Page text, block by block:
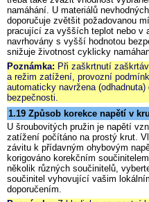
namáhání. U materiálů
doporučuje zvětšit požadovanou
pracující za vyšších teplot nebo v
navrhovány s vyšší hodnotou
snižuje životnost cyklicky
Poznámka: Při zaškrtnutí
a režim zatížení, provozní
automaticky navržena
bezpečnosti.
1.19 Způsob korekce napětí v
U šroubovitých pružin je napětí
zatížení počítáno na prostý krut.
závitu k přídavným ohybovým
korigováno korekčním
několik různých součinitelů,
součinitel vyhovující vašim
doporučením.